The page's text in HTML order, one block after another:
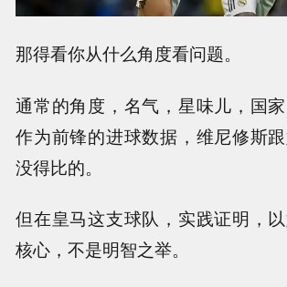
那得看你从什么角度看问题。
通常的角度，名气，星味儿，国
作为前锋的进球数据，维尼修斯
没得比的。
但在皇马这支球队，实践证明，
核心，不是明智之举。